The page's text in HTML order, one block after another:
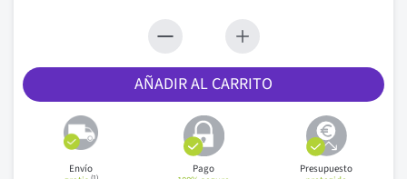
AÑADIR AL CARRITO
Envío
Pago
Presupuesto